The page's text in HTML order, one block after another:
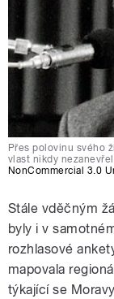
Přes polovinu svého
vlast nikdy nezanevřel
NonCommercial 3.0
Stále vděčným
byly i v
rozhlasové
mapovala
týkající se